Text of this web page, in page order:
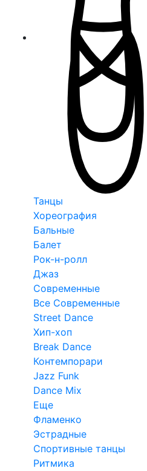
Танцы
Хореография
Бальные
Балет
Рок-н-ролл
Джаз
Современные
Все Современные
Street Dance
Хип-хоп
Break Dance
Контемпорари
Jazz Funk
Dance Mix
Еще
Фламенко
Эстрадные
Спортивные танцы
Ритмика